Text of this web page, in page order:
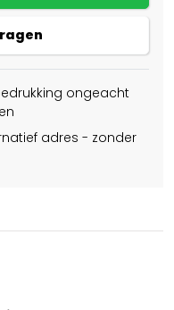
ongeacht
adres - zonder